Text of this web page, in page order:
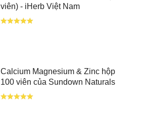
viên) - iHerb Việt Nam
Calcium Magnesium & Zinc hộp
100 viên của Sundown Naturals